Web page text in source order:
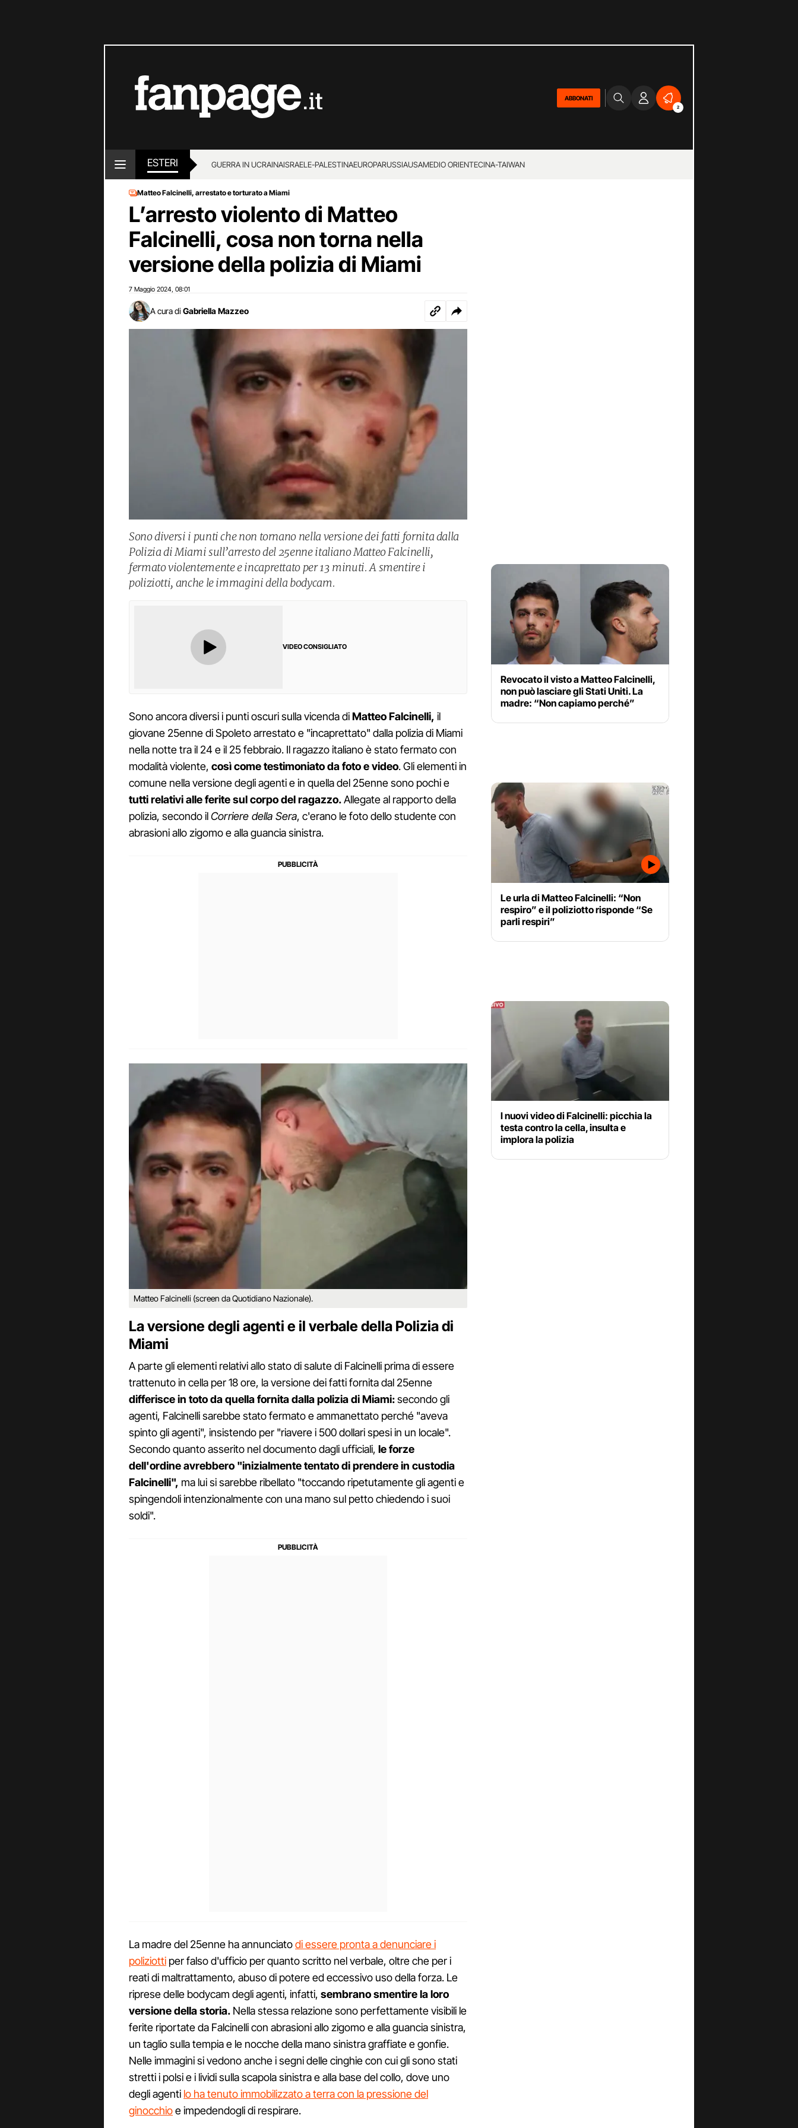
ABBONATI
2
ESTERI GUERRA IN UCRAINAISRAELE-PALESTINAEUROPARUSSIAUSAMEDIO ORIENTECINA-TAIWAN
Matteo Falcinelli, arrestato e torturato a Miami
L’arresto violento di Matteo
Falcinelli, cosa non torna nella
versione della polizia di Miami
7 Maggio 2024 08:01
A cura di Gabriella Mazzeo
Sono diversi i punti che non tornano nella versione dei fatti fornita dalla
Polizia di Miami sull’arresto del 25enne italiano Matteo Falcinelli,
fermato violentemente e incaprettato per 13 minuti. A smentire i
poliziotti, anche le immagini della bodycam.
VIDEO CONSIGLIATO
Sono ancora diversi i punti oscuri sulla vicenda diMatteo Falcinelli, il
giovane 25enne di Spoleto arrestato e "incaprettato" dalla polizia di Miami
nella notte tra il 24 e il 25 febbraio. Il ragazzo italiano è stato fermato con
modalità violente, così come testimoniato da foto e video. Gli elementi in
comune nella versione degli agenti e in quella del 25enne sono pochi e
tutti relativi alle ferite sul corpo del ragazzo.Allegate al rapporto della
polizia, secondo ilCorriere della Sera, c'erano le foto dello studente con
abrasioni allo zigomo e alla guancia sinistra.
Matteo Falcinelli (screen da Quotidiano Nazionale).
La versione degli agenti e il verbale della Polizia di
Miami
A parte gli elementi relativi allo stato di salute di Falcinelli prima di essere
trattenuto in cella per 18 ore, la versione dei fatti fornita dal 25enne
differisce in toto da quella fornita dalla polizia di Miami:secondo gli
agenti, Falcinelli sarebbe stato fermato e ammanettato perché "aveva
spinto gli agenti", insistendo per "riavere i 500 dollari spesi in un locale".
Secondo quanto asserito nel documento dagli ufficiali, le forze
dell'ordine avrebbero "inizialmente tentato di prendere in custodia
Falcinelli", ma lui si sarebbe ribellato "toccando ripetutamente gli agenti e
spingendoli intenzionalmente con una mano sul petto chiedendo i suoi
soldi".
La madre del 25enne ha annunciatodi essere pronta a denunciare i
poliziotti per falso d'ufficio per quanto scritto nel verbale, oltre che per i
reati di maltrattamento, abuso di potere ed eccessivo uso della forza. Le
riprese delle bodycam degli agenti, infatti, sembrano smentire la loro
versione della storia. Nella stessa relazione sono perfettamente visibili le
ferite riportate da Falcinelli con abrasioni allo zigomo e alla guancia sinistra,
un taglio sulla tempia e le nocche della mano sinistra graffiate e gonfie.
Nelle immagini si vedono anche i segni delle cinghie con cui gli sono stati
stretti i polsi e i lividi sulla scapola sinistra e alla base del collo, dove uno
degli agenti lo ha tenuto immobilizzato a terra con la pressione del
ginocchioe impedendogli di respirare.
Revocato il visto a Matteo Falcinelli,
non può lasciare gli Stati Uniti. La
madre: “Non capiamo perché”
Le urla di Matteo Falcinelli: “Non
respiro” e il poliziotto risponde “Se
parli respiri”
I nuovi video di Falcinelli: picchia la
testa contro la cella, insulta e
implora la polizia